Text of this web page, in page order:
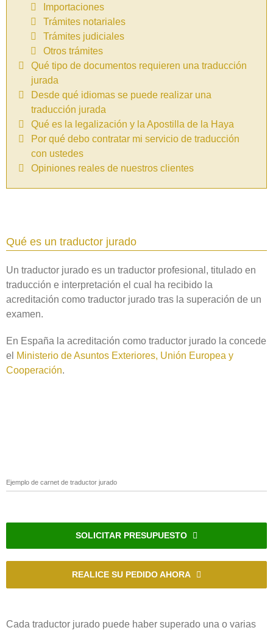
Importaciones
Trámites notariales
Trámites judiciales
Otros trámites
Qué tipo de documentos requieren una traducción
jurada
Desde qué idiomas se puede realizar una
traducción jurada
Qué es la legalización y la Apostilla de la Haya
Por qué debo contratar mi servicio de traducción
con ustedes
Opiniones reales de nuestros clientes
Qué es un traductor jurado
Un traductor jurado es un traductor profesional, titulado en
traducción e interpretación el cual ha recibido la
acreditación como traductor jurado tras la superación de un
examen.
En España la acreditación como traductor jurado la concede
el
Ministerio de Asuntos Exteriores, Unión Europea y
Cooperación.
Ejemplo de carnet de traductor jurado
SOLICITAR PRESUPUESTO
REALICE SU PEDIDO AHORA
Cada traductor jurado puede haber superado una o varias